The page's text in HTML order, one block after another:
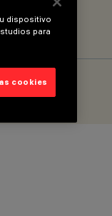
dispositivo
para
cookies